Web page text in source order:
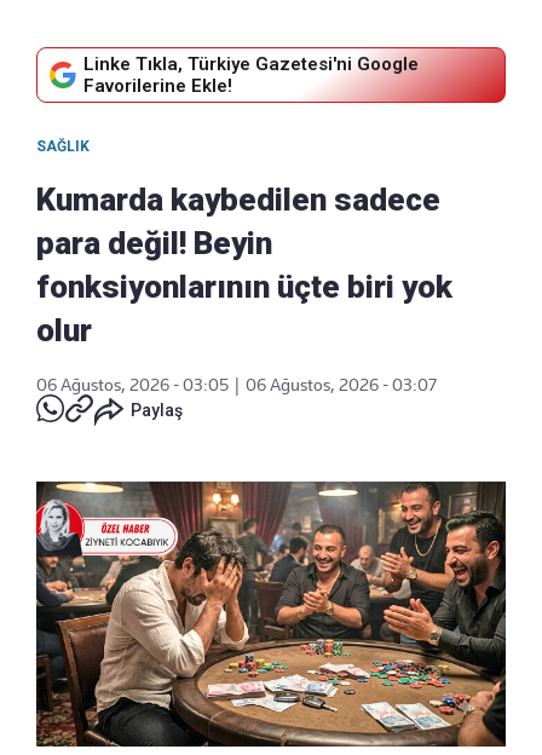
Linke Tıkla, Türkiye Gazetesi'ni Google
Favorilerine Ekle!
SAĞLIK
Kumarda kaybedilen sadece
para değil! Beyin
fonksiyonlarının üçte biri yok
olur
06 Ağustos, 2026 - 03:05
06 Ağustos, 2026 - 03:07
Paylaş